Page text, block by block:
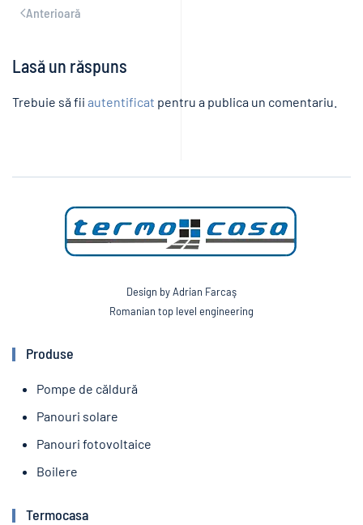
Anterioară
Lasă un răspuns
Trebuie să fii autentificat pentru a publica un comentariu.
Design by Adrian Farcaş
Romanian top level engineering
Produse
Pompe de căldură
Panouri solare
Panouri fotovoltaice
Boilere
Termocasa